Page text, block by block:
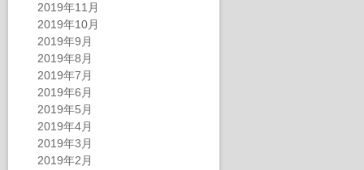
2019年11月
2019年10月
2019年9月
2019年8月
2019年7月
2019年6月
2019年5月
2019年4月
2019年3月
2019年2月